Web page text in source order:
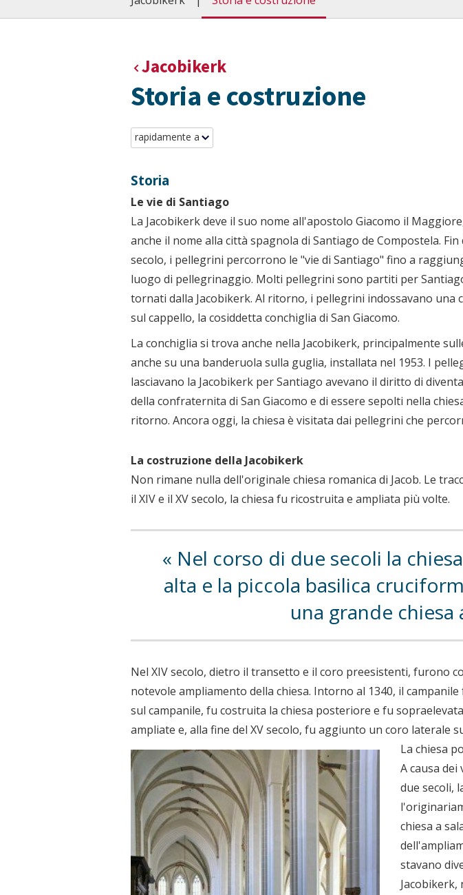
Jacobikerk
Storia e costruzione
rapidamente a
Storia
Le vie di Santiago
La Jacobikerk deve il suo nome all'apostolo Giacomo il
anche il nome alla città spagnola di Santiago de Compostela. Fin
secolo, i pellegrini percorrono le "vie di Santiago" fino a
luogo di pellegrinaggio. Molti pellegrini sono partiti per
tornati dalla Jacobikerk. Al ritorno, i pellegrini indossavano una
sul cappello, la cosiddetta conchiglia di San Giacomo.
La conchiglia si trova anche nella Jacobikerk, principalmente
anche su una banderuola sulla guglia, installata nel 1953. I
lasciavano la Jacobikerk per Santiago avevano il diritto di
della confraternita di San Giacomo e di essere sepolti nella
ritorno. Ancora oggi, la chiesa è visitata dai pellegrini che
La costruzione della Jacobikerk
Non rimane nulla dell'originale chiesa romanica di Jacob. Le
il XIV e il XV secolo, la chiesa fu ricostruita e ampliata più volte.
Nel corso di due secoli la
alta e la piccola basilica
una grande chiesa
Nel XIV secolo, dietro il transetto e il coro preesistenti, furono
notevole ampliamento della chiesa. Intorno al 1340, il
sul campanile, fu costruita la chiesa posteriore e fu
ampliate e, alla fine del XV secolo, fu aggiunto un coro laterale
La chiesa
A causa
due secoli,
chiesa a
stavano
Jacobikerk,